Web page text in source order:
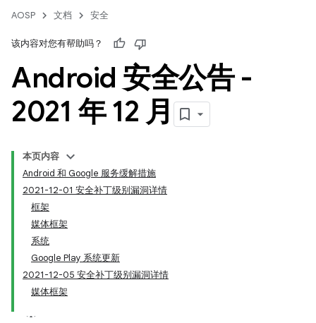
AOSP 文档 安全
该内容对您有帮助吗？
Android 安全公告 -
2021 年 12 月
本页内容
Android 和 Google 服务缓解措施
2021-12-01 安全补丁级别漏洞详情
框架
媒体框架
系统
Google Play 系统更新
2021-12-05 安全补丁级别漏洞详情
媒体框架